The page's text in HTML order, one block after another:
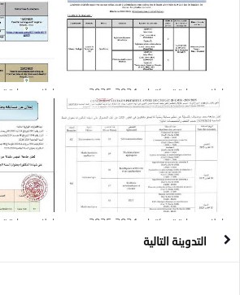
جامعة بجاية
جامعة وهران 2
جامعة المسيلة
التدوينة التالية